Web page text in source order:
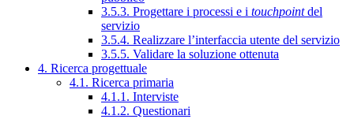
3.5.3. Progettare i processi e i touchpointdel
servizio
3.5.4. Realizzare l’interfaccia utente del servizio
3.5.5. Validare la soluzione ottenuta
4. Ricerca progettuale
4.1. Ricerca primaria
4.1.1. Interviste
4.1.2. Questionari